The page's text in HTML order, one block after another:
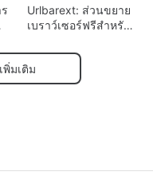
Urlbarext: ส่วนขยาย
เบราว์เซอร์ฟรีสำหรับ
เพิ่มเติม